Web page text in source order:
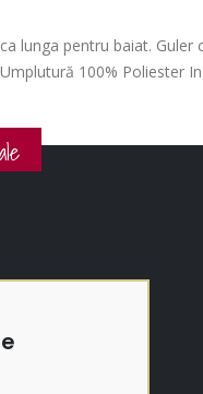
lunga pentru baiat.
100% Poliester